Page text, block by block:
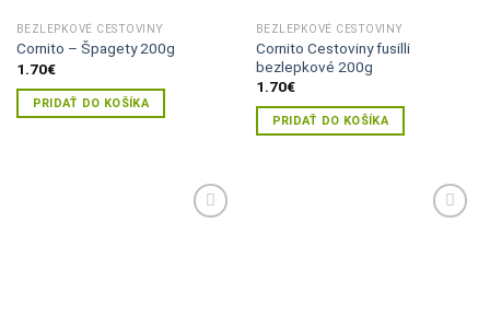
BEZLEPKOVÉ CESTOVINY
Cornito – Špagety 200g
1.70€
PRIDAŤ DO KOŠÍKA
BEZLEPKOVÉ CESTOVINY
Cornito Cestoviny fusilli
bezlepkové 200g
1.70€
PRIDAŤ DO KOŠÍKA